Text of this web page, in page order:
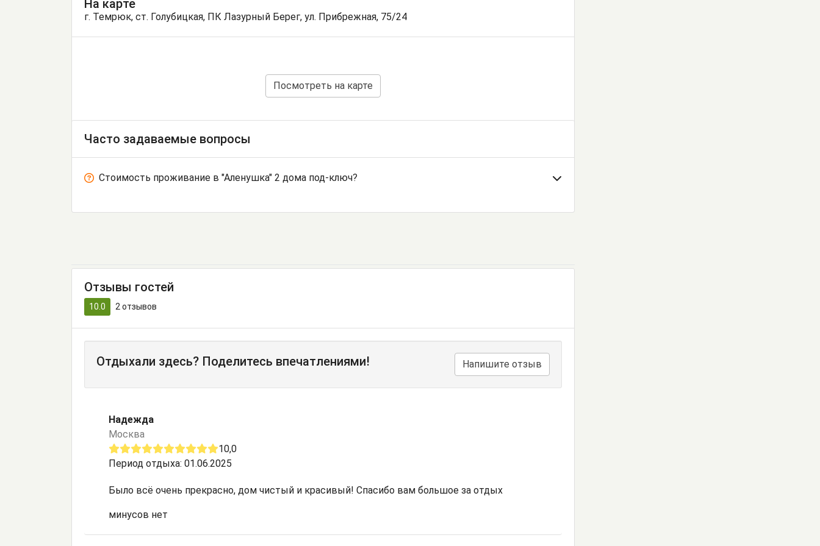
На карте
г. Темрюк, ст. Голубицкая, ПК Лазурный Берег, ул. Прибрежная, 75/24
Посмотреть на карте
Часто задаваемые вопросы
Стоимость проживание в "Аленушка" 2 дома под-ключ?
Отзывы гостей
10.0 2отзывов
Отдыхали здесь? Поделитесь впечатлениями! Напишите отзыв
Надежда
Москва
10,0
Период отдыха: 01.06.2025
Было всё очень прекрасно, дом чистый и красивый! Спасибо вам большое за отдых
минусов нет